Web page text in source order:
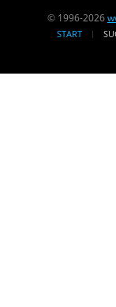
© 1996-2026
START